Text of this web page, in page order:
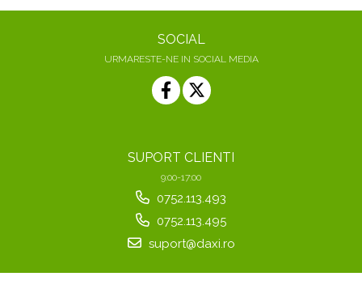
SOCIAL
URMARESTE-NE IN SOCIAL MEDIA
SUPORT CLIENTI
9:00-17:00
0752.113.493
0752.113.495
suport@daxi.ro